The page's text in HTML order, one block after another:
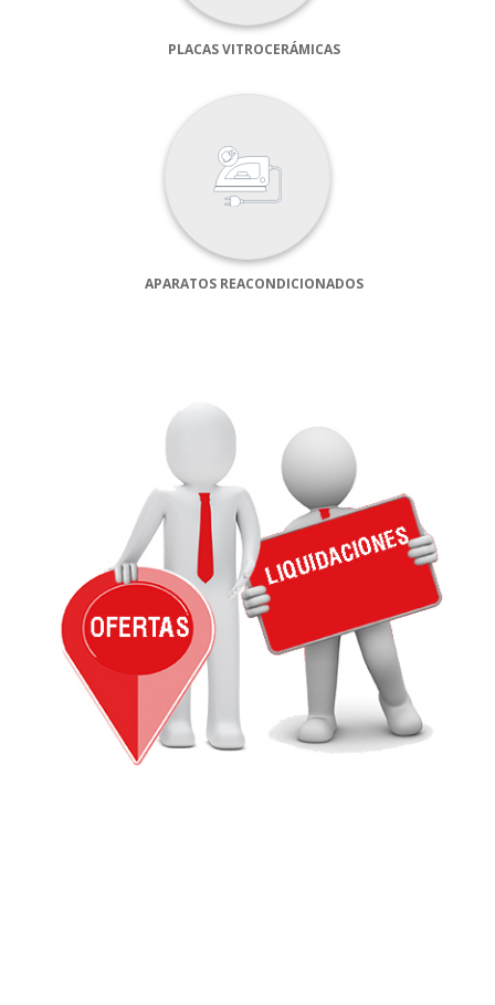
PLACAS VITROCERÁMICAS
APARATOS REACONDICIONADOS
Estas cookies son necesarias para que el sitio web
funcione y no se pueden desactivar en nuestros sistemas.
Puede configurar su navegador para bloquear o alertar
sobre estas cookies, pero alguna áreas del sitio no
funcionarán. Estas cookies no almacenan ninguna
información de identificación personal.
Cookies Utilizadas:
COOKIELEGALFERSAY, VSF904, PHPSESSID, wp-settings-1,
wp-settings-time-1, _evCo, _evCoLT
menos visitadas, y cómo los visitantes navegan por el sitio.
Toda la información que recogen estas cookies es
agregada y, por lo tanto, es anónima.
Cookies Utilizadas:
_utma,_utmb,_utmc,_utmz,_utmt,_utmz,_atuvc,_atuvs, _ga,
_gid, _evPromtCookies
Cookies dirigidas
Estas cookies pueden ser establecidas a través de nuestro
sitio por nuestros socios publicitarios. Pueden ser
utilizadas por esas empresas para crear un perfil de sus
intereses y mostrarle anuncios relevantes en otros sitios.
No almacenan directamente información personal, sino
que se basan en la identificación única de su navegador y
dispositivo de Internet.
Cookies Utilizadas: